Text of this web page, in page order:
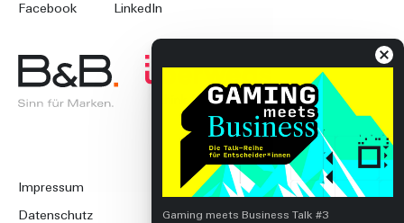
Impressum
Datenschutz
Facebook LinkedIn
Gaming meets Business Talk #3